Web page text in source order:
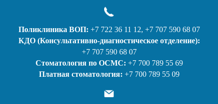
Поликлиника ВОП: +7 722 36 11 12, +7 707 590 68 07
КДО (Консультативно-диагностическое отделение):
+7 707 590 68 07
Стоматология по ОСМС: +7 700 789 55 69
Платная стоматология: +7 700 789 55 09